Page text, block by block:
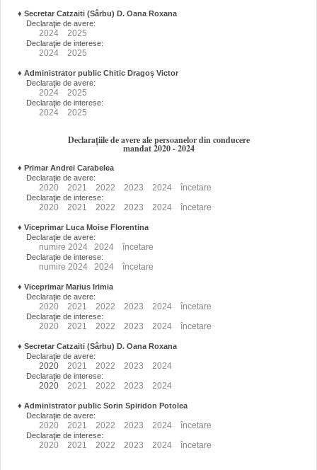
♦ Secretar Catzaiti (Sârbu) D. Oana Roxana
Declaraţie de avere:
2024 2025
Declaraţie de interese:
2024 2025
♦ Administrator public Chitic Dragoș Victor
Declaraţie de avere:
2024 2025
Declaraţie de interese:
2024 2025
Declarațiile de avere ale persoanelor din conducere
mandat 2020 - 2024
♦ Primar Andrei Carabelea
Declaraţie de avere:
2020 2021 2022 2023 2024 încetare
Declaraţie de interese:
2020 2021 2022 2023 2024 încetare
♦ Viceprimar Luca Moise Florentina
Declaraţie de avere:
numire 2024 2024 încetare
Declaraţie de interese:
numire 2024 2024 încetare
♦ Viceprimar Marius Irimia
Declaraţie de avere:
2020 2021 2022 2023 2024 încetare
Declaraţie de interese:
2020 2021 2022 2023 2024 încetare
♦ Secretar Catzaiti (Sârbu) D. Oana Roxana
Declaraţie de avere:
2020 2021 2022 2023 2024
Declaraţie de interese:
2020 2021 2022 2023 2024
♦ Administrator public Sorin Spiridon Potolea
Declaraţie de avere:
2020 2021 2022 2023 2024 încetare
Declaraţie de interese:
2020 2021 2022 2023 2024 încetare